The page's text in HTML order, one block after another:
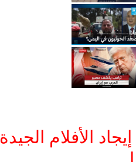
الأفلام الجيدة